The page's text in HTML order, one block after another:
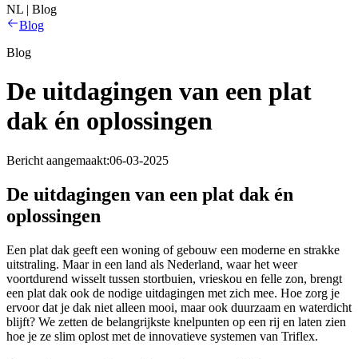
NL | Blog
Blog
Blog
De uitdagingen van een plat
dak én oplossingen
Bericht aangemaakt:06-03-2025
De uitdagingen van een plat dak én
oplossingen
Een plat dak geeft een woning of gebouw een moderne en strakke
uitstraling. Maar in een land als Nederland, waar het weer
voortdurend wisselt tussen stortbuien, vrieskou en felle zon, brengt
een plat dak ook de nodige uitdagingen met zich mee. Hoe zorg je
ervoor dat je dak niet alleen mooi, maar ook duurzaam en waterdicht
blijft? We zetten de belangrijkste knelpunten op een rij en laten zien
hoe je ze slim oplost met de innovatieve systemen van Triflex.